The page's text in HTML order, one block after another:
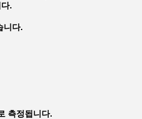
.
니다.
측정됩니다.